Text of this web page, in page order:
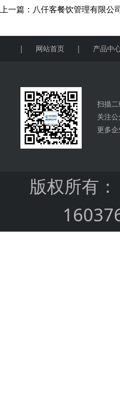
上一篇： 八仟客餐饮管理有限公
| 网站首页 | 产品中
扫描
关注
更多企
版权所有：